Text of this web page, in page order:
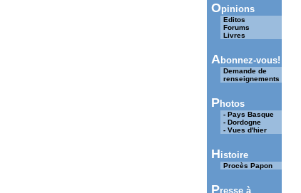
Opinions
Editos
Forums
Livres
Abonnez-vous!
Demande de
renseignements
Photos
- Pays Basque
- Dordogne
- Vues d'hier
Histoire
Procès Papon
Presse à